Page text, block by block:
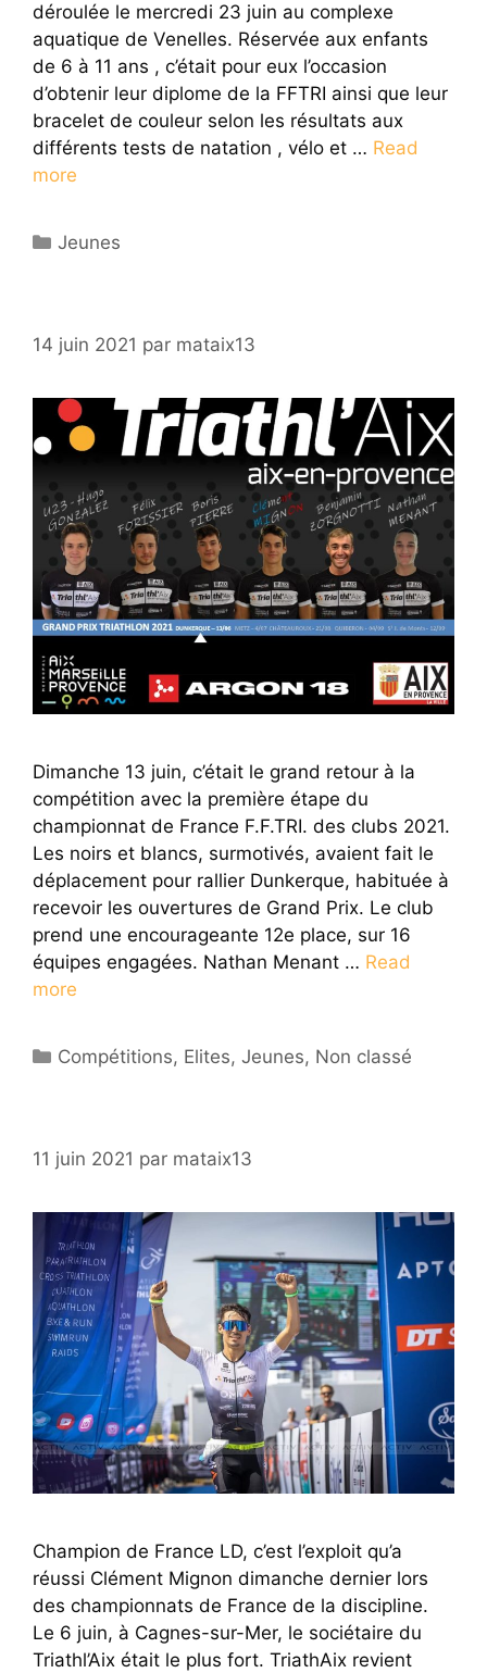
déroulée le mercredi 23 juin au complexe
aquatique de Venelles. Réservée aux enfants
de 6 à 11 ans , c’était pour eux l’occasion
d’obtenir leur diplome de la FFTRI ainsi que leur
bracelet de couleur selon les résultats aux
différents tests de natation , vélo et … Read
more
Catégories
Jeunes
14 juin 2021 par mataix13
Dimanche 13 juin, c’était le grand retour à la
compétition avec la première étape du
championnat de France F.F.TRI. des clubs 2021.
Les noirs et blancs, surmotivés, avaient fait le
déplacement pour rallier Dunkerque, habituée à
recevoir les ouvertures de Grand Prix. Le club
prend une encourageante 12e place, sur 16
équipes engagées. Nathan Menant … Read
more
Catégories
Compétitions, Elites,Jeunes, Non classé
11 juin 2021 par mataix13
Champion de France LD, c’est l’exploit qu’a
réussi Clément Mignon dimanche dernier lors
des championnats de France de la discipline.
Le 6 juin, à Cagnes-sur-Mer, le sociétaire du
Triathl’Aix était le plus fort. TriathAix revient